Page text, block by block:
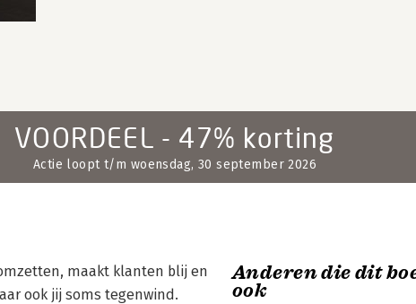
VOORDEEL - 47% korting
Actie loopt t/m woensdag, 30 september 2026
maakt klanten blij en
ook jij soms tegenwind.
Anderen die dit
ook